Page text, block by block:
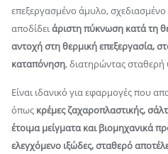
επεξεργασμένο άμυλο, σχεδιασμένο
αποδίδειάριστη πύκνωση κατά τη
αντοχή στη θερμική επεξεργασία,
καταπόνηση, διατηρώντας
Είναι ιδανικό για εφαρμογές που
όπως κρέμες ζαχαροπλαστικής,
έτοιμα μείγματα και βιομηχανικά
ελεγχόμενο ιξώδες, σταθερό